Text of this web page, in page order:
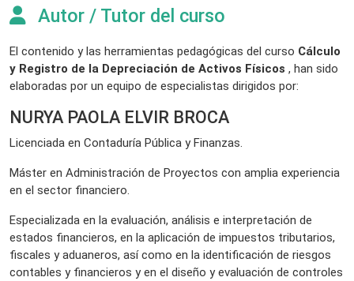
Autor / Tutor del curso
El contenido y las herramientas pedagógicas del curso Cálculo
y Registro de la Depreciación de Activos Físicos , han sido
elaboradas por un equipo de especialistas dirigidos por:
NURYA PAOLA ELVIR BROCA
Licenciada en Contaduría Pública y Finanzas.
Máster en Administración de Proyectos con amplia experiencia
en el sector financiero.
Especializada en la evaluación, análisis e interpretación de
estados financieros, en la aplicación de impuestos tributarios,
fiscales y aduaneros, así como en la identificación de riesgos
contables y financieros y en el diseño y evaluación de controles